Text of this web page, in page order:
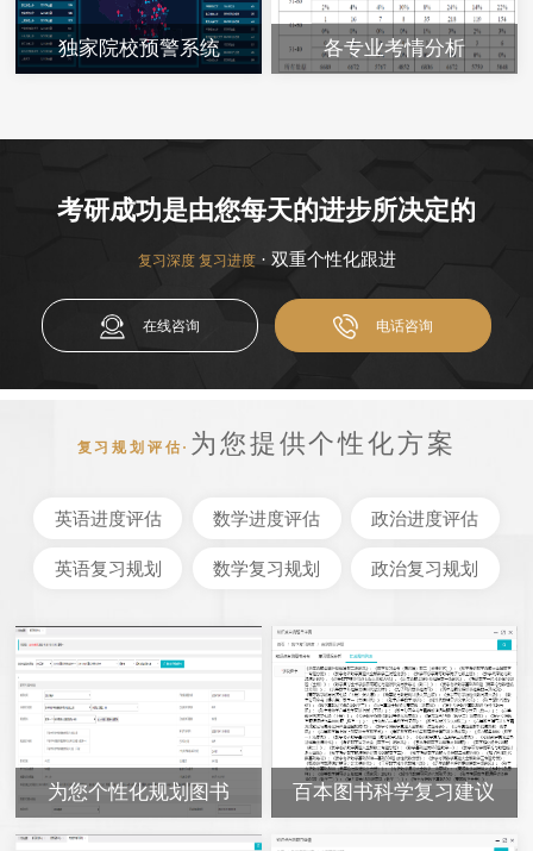
独家院校预警系统 各专业考情分析
考研成功是由您每天的进步所决定的
复习深度 复习进度· 双重个性化跟进
在线咨询 电话咨询
复习规划评估· 为您提供个性化方案
英语进度评估 数学进度评估 政治进度评估
英语复习规划 数学复习规划 政治复习规划
为您个性化规划图书 百本图书科学复习建议